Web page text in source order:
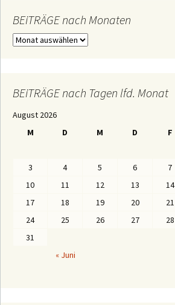
n
a
c
h
BEiTRÄGE nach Monaten
B
E
G
n
BEiTRÄGE nach Tagen lfd. Monat
August 2026
M
D M D F
« Juni
3
4 5 6 7
10
11 12 13 14
17
18 19 20 21
24
25 26 27 28
31